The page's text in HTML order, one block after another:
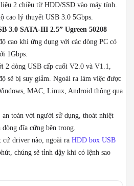
2 chiều từ HDD/SSD vào máy tính.
cao lý thuyết USB 3.0 5Gbps.
3.0 SATA-III 2.5” Ugreen 50208
cao khi ứng dụng với các dòng PC có
1Gbps.
2 dòng USB cấp cuối V2.0 và V1.1,
sẽ bị suy giảm. Ngoài ra làm việc được
MAC, Linux, Android thông qua
toàn với người sử dụng, thoát nhiệt
đĩa cứng bên trong.
cứ driver nào, ngoài ra HDD box USB
chúng sẽ tỉnh dậy khi có lệnh sao